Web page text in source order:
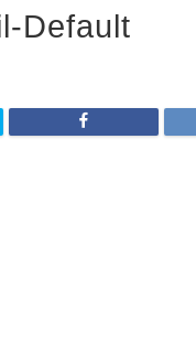
Default